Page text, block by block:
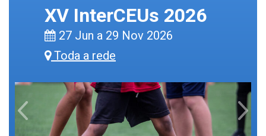
XV InterCEUs 2026
27 Jun a 29 Nov 2026
Toda a rede
Previous Next